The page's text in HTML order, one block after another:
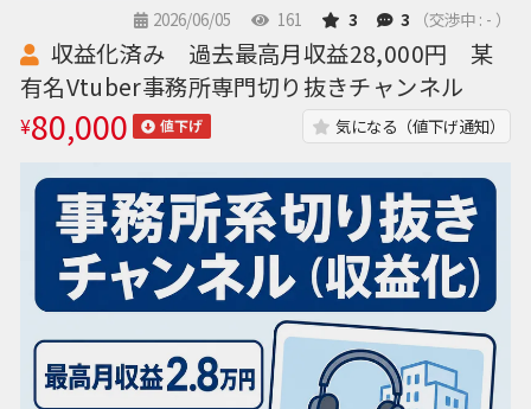
2026/06/05
161 3 3 （交渉中 : - ）
収益化済み 過去最高月収益28,000円 某
有名Vtuber事務所専門切り抜きチャンネル
¥80,000 値下げ 気になる（値下げ通知）